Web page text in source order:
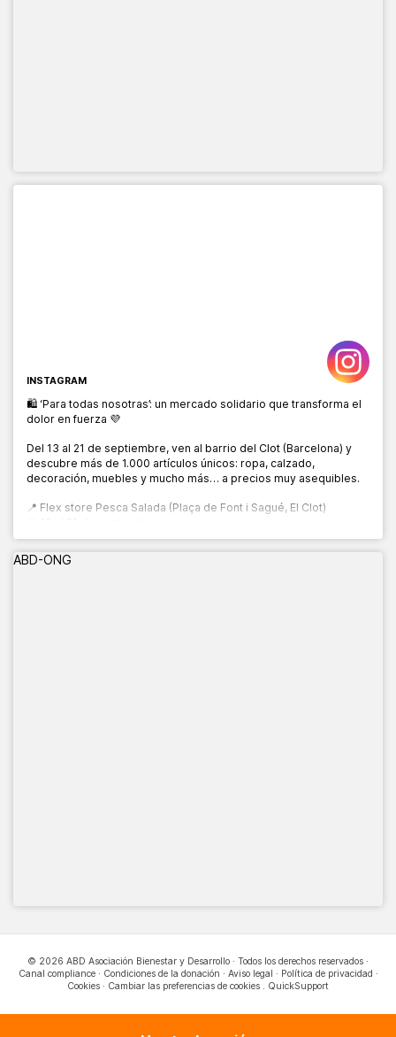
INSTAGRAM
🛍️ ‘Para todas nosotras’: un mercado solidario que transforma el
dolor en fuerza 💜
Del 13 al 21 de septiembre, ven al barrio del Clot (Barcelona) y
descubre más de 1.000 artículos únicos: ropa, calzado,
decoración, muebles y mucho más… a precios muy asequibles.
📍 Flex store Pesca Salada (Plaça de Font i Sagué, El Clot)
🕙 10:00 a 20:00 h
ABD-ONG
© 2026 ABD Asociación Bienestar y Desarrollo · Todos los derechos reservados ·
Canal compliance· Condiciones de la donación · Aviso legal · Política de privacidad ·
Cookies · Cambiar las preferencias de cookies . QuickSupport